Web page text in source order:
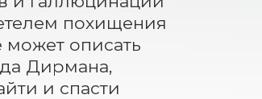
похищения
может описать
Дирмана,
и спасти